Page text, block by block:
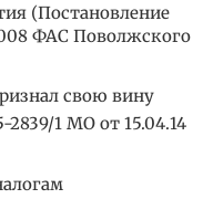
(Постановление
ФАС Поволжского
свою вину
1 МО от 15.04.14